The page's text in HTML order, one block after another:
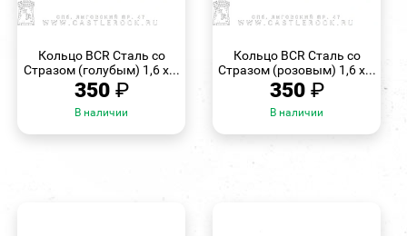
Кольцо BCR Сталь со
Стразом (голубым) 1,6 х...
350 ₽
В наличии
Кольцо BCR Сталь со
Стразом (розовым) 1,6 х...
350 ₽
В наличии